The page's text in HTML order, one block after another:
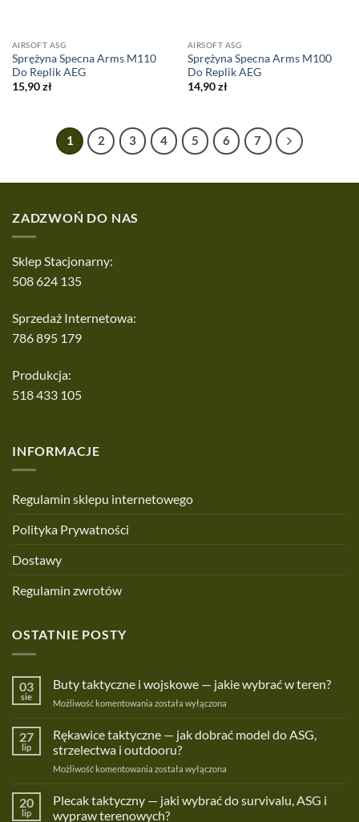
AIRSOFT ASG
Sprężyna Specna Arms M110
Do Replik AEG
15,90zł
AIRSOFT ASG
Sprężyna Specna Arms M100
Do Replik AEG
14,90zł
1 2 3 4 5 6 7
ZADZWOŃ DO NAS
Sklep Stacjonarny:
508 624 135
Sprzedaż Internetowa:
786 895 179
Produkcja:
518 433 105
INFORMACJE
Regulamin sklepu internetowego
Polityka Prywatności
Dostawy
Regulamin zwrotów
OSTATNIE POSTY
03
sie
Buty taktyczne i wojskowe — jakie wybrać w teren?
Możliwość komentowania Buty
wojskowe
—
jakie
teren?
została wyłączona
27
lip
Rękawice taktyczne — jak dobrać model do ASG,
strzelectwa i outdooru?
Możliwość komentowania Rękawice
jak
została wyłączona
20
lip
Plecak taktyczny — jaki wybrać do survivalu, ASG i
wypraw terenowych?